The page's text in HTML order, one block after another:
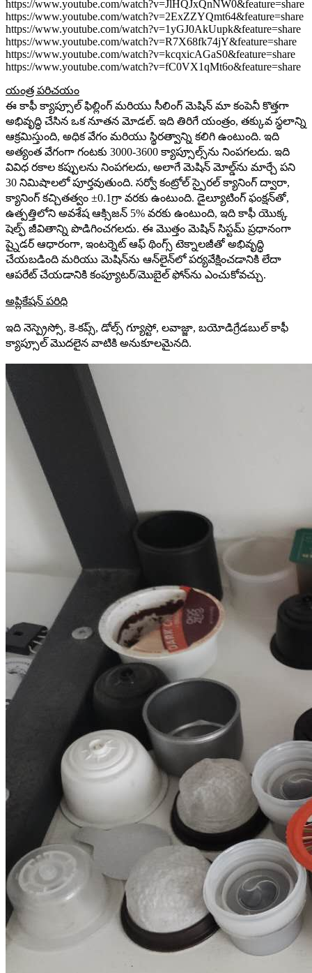
https://www.youtube.com/watch?v=JlHQJxQnNW0&feature=share
https://www.youtube.com/watch?v=2ExZZYQmt64&feature=share
https://www.youtube.com/watch?v=1yGJ0AkUupk&feature=share
https://www.youtube.com/watch?v=R7X68fk74jY&feature=share
https://www.youtube.com/watch?v=kcqxicAGaS0&feature=share
https://www.youtube.com/watch?v=fC0VX1qMt6o&feature=share
యంత్ర పరిచయం
ఈ కాఫీ క్యాప్సూల్ ఫిల్లింగ్ మరియు సీలింగ్ మెషిన్ మా కంపెనీ కొత్తగా
అభివృద్ధి చేసిన ఒక నూతన మోడల్. ఇది తిరిగే యంత్రం, తక్కువ స్థలాన్ని
ఆక్రమిస్తుంది, అధిక వేగం మరియు స్థిరత్వాన్ని కలిగి ఉంటుంది. ఇది
అత్యంత వేగంగా గంటకు 3000-3600 క్యాప్సూల్స్‌ను నింపగలదు. ఇది
వివిధ రకాల కప్పులను నింపగలదు, అలాగే మెషిన్ మోల్డ్‌ను మార్చే పని
30 నిమిషాలలో పూర్తవుతుంది. సర్వో కంట్రోల్ స్పైరల్ క్యానింగ్ ద్వారా,
క్యానింగ్ కచ్చితత్వం ±0.1గ్రా వరకు ఉంటుంది. డైల్యూటింగ్ ఫంక్షన్‌తో,
ఉత్పత్తిలోని అవశేష ఆక్సిజన్ 5% వరకు ఉంటుంది, ఇది కాఫీ యొక్క
షెల్ఫ్ జీవితాన్ని పొడిగించగలదు. ఈ మొత్తం మెషిన్ సిస్టమ్ ప్రధానంగా
ష్నైడర్ ఆధారంగా, ఇంటర్నెట్ ఆఫ్ థింగ్స్ టెక్నాలజీతో అభివృద్ధి
చేయబడింది మరియు మెషిన్‌ను ఆన్‌లైన్‌లో పర్యవేక్షించడానికి లేదా
ఆపరేట్ చేయడానికి కంప్యూటర్/మొబైల్ ఫోన్‌ను ఎంచుకోవచ్చు.
అప్లికేషన్ పరిధి
ఇది నెస్ప్రెస్సో, కె-కప్స్, డోల్స్ గ్యూస్టో, లవాజ్జా, బయోడిగ్రేడబుల్ కాఫీ
క్యాప్సూల్ మొదలైన వాటికి అనుకూలమైనది.